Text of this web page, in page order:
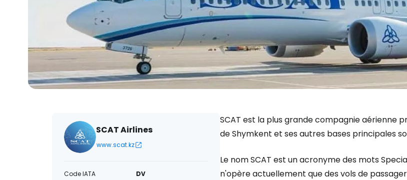
SCAT Airlines
www.scat.kz
Code IATA
DV
SCAT est la plus grande compagnie aérienne
de Shymkent et ses autres bases principales
Le nom SCAT est un acronyme des mots
n'opère actuellement que des vols de